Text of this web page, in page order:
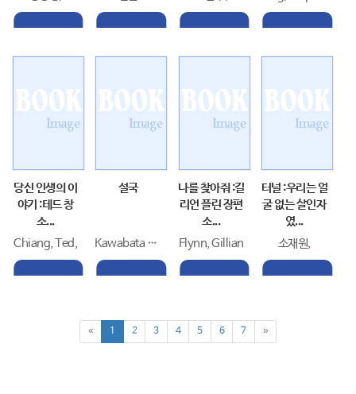
당신 인생의 이
야기 :테드 창
소...
Chiang, Ted,
설국
Kawabata Yasunari
나를 찾아줘 :길
리언 플린 장편
소...
Flynn, Gillian
터널 :우리는 얼
굴 없는 살인자
였...
소재원,
« 1 2 3 4 5 6 7 »